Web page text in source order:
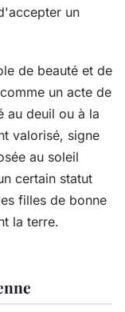
un
de beauté et de
un acte de
au deuil ou à la
valorisé, signe
au soleil
certain statut
filles de bonne
la terre.